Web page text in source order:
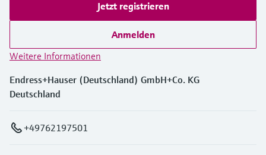
Jetzt registrieren
Anmelden
Weitere Informationen
Endress+Hauser (Deutschland) GmbH+Co. KG
Deutschland
+49762197501